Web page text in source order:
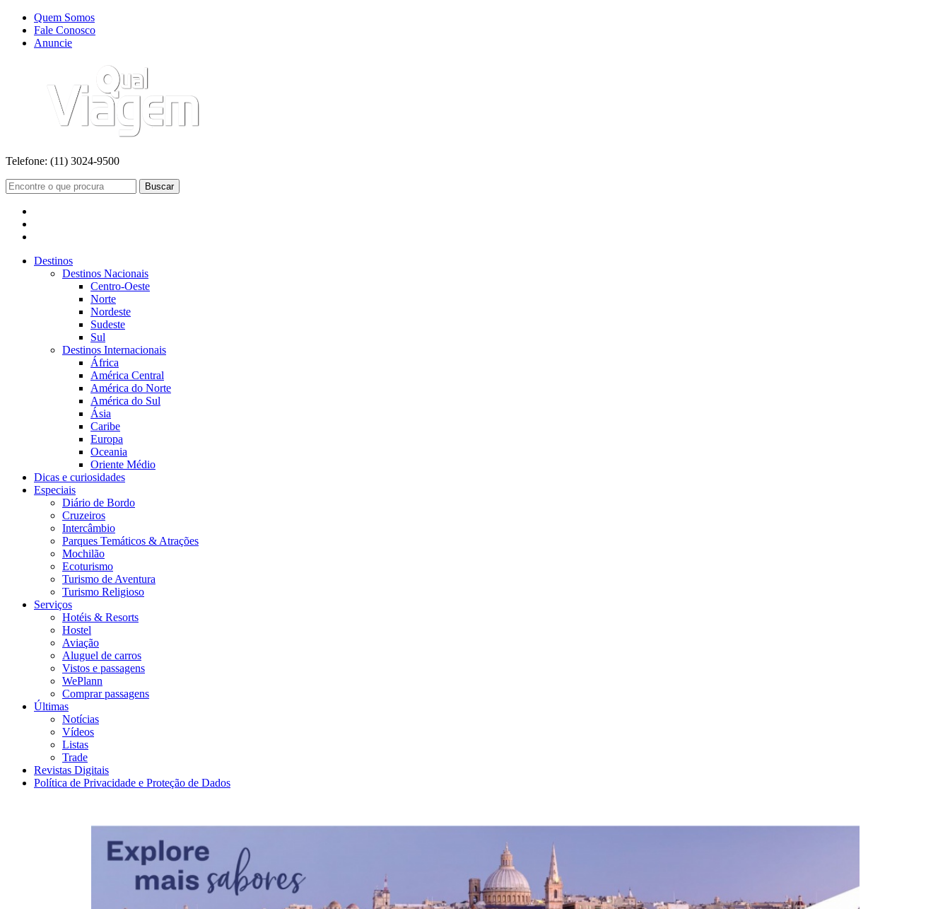
Quem Somos
Fale Conosco
Anuncie
Telefone: (11) 3024-9500
Buscar
Destinos
Destinos Nacionais
Centro-Oeste
Norte
Nordeste
Sudeste
Sul
Destinos Internacionais
África
América Central
América do Norte
América do Sul
Ásia
Caribe
Europa
Oceania
Oriente Médio
Dicas e curiosidades
Especiais
Diário de Bordo
Cruzeiros
Intercâmbio
Parques Temáticos & Atrações
Mochilão
Ecoturismo
Turismo de Aventura
Turismo Religioso
Serviços
Hotéis & Resorts
Hostel
Aviação
Aluguel de carros
Vistos e passagens
WePlann
Comprar passagens
Últimas
Notícias
Vídeos
Listas
Trade
Revistas Digitais
Política de Privacidade e Proteção de Dados